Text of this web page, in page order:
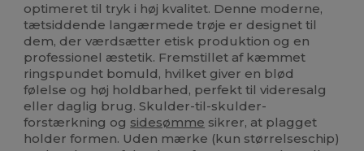
optimeret til tryk i høj kvalitet. Denne moderne,
tætsiddende langærmede trøje er designet til
dem, der værdsætter etisk produktion og en
professionel æstetik. Fremstillet af kæmmet
ringspundet bomuld, hvilket giver en blød
følelse og høj holdbarhed, perfekt til videresalg
eller daglig brug. Skulder-til-skulder-
forstærkning og sidesømme sikrer, at plagget
holder formen. Uden mærke (kun størrelseschip)